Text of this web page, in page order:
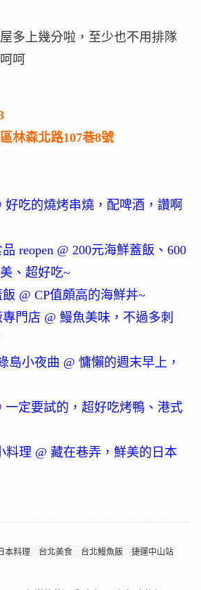
多上幾分啦，至少也不用排隊
呵
林森北路107巷8號
好吃的燒烤串燒，配啤酒，讚啊
reopen @ 200元海鮮蓋飯、600
、超好吃~
@ CP值頗高的海鮮丼~
門店 @ 鰻魚美味，不過多刺
島小夜曲 @ 慵懶的週末早上，
一定要試的，超好吃烤鴨、港式
料理 @ 藏在巷弄，鮮美的日本
本料理 台北美食 台北鰻魚飯 捷運中山站